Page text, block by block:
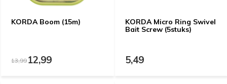
KORDA Boom (15m)
13,9912,99
KORDA Micro Ring Swivel
Bait Screw (5stuks)
5,49